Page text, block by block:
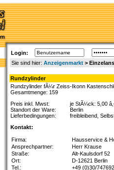
Login:
Sie sind hier: Anzeigenmarkt>
Rundzylinder
Rundzylinder fÃ¼r Zeiss-Ikonn
Gesamtmenge: 159
Preis inkl. Mwst:
je StÃ¼ck: 5,00
Standort der Ware:
Berlin
Lieferbedingungen:
freibleibend,
Kontakt:
Firma:
Hausservice &
Ansprechpartner:
Herr Krause
Straße:
Alt-Kaulsdorf 52
Ort:
D-12621 Berlin
Tel.:
+49 (0)30/